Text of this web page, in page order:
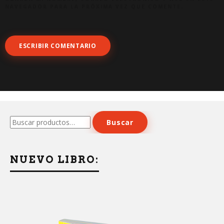
Buscar
por:
Buscar
NUEVO LIBRO: